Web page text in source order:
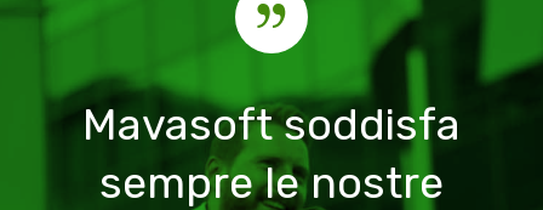
Mavasoft soddisfa
sempre le nostre